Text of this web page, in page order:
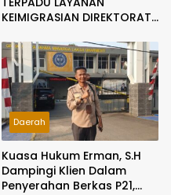
KEIMIGRASIAN DIREKTORAT
Daerah
Kuasa Hukum Erman, S.H
Dampingi Klien Dalam
Penyerahan Berkas P21,